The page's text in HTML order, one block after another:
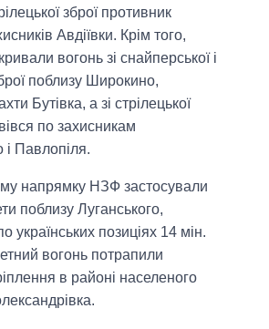
зброї противник
Авдіївки. Крім того,
вогонь зі снайперської і
поблизу Широкино,
Бутівка, а зі стрілецької
по захисникам
і Павлопіля.
напрямку НЗФ застосували
поблизу Луганського,
українських позиціях 14 мін.
вогонь потрапили
в районі населеного